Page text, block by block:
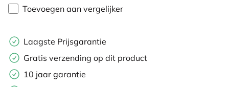
Toevoegen aan vergelijker
Laagste Prijsgarantie
Gratis verzending op dit product
10 jaar garantie